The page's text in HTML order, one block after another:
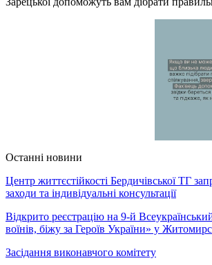
Останні новини
Центр життєстійкості Бердичівської ТГ
заходи та індивідуальні консультації
Відкрито реєстрацію на 9-й
воїнів, біжу за Героїв України» у
Засідання виконавчого комітету